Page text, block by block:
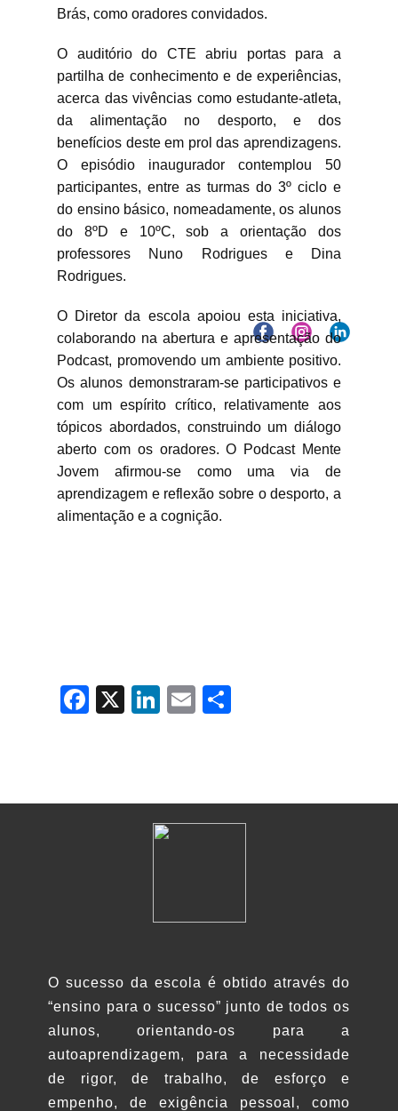
Brás, como oradores convidados.
O auditório do CTE abriu portas para a
partilha de conhecimento e de experiências,
acerca das vivências como estudante-atleta,
da alimentação no desporto, e dos
benefícios deste em prol das aprendizagens.
O episódio inaugurador contemplou 50
participantes, entre as turmas do 3º ciclo e
do ensino básico, nomeadamente, os alunos
do 8ºD e 10ºC, sob a orientação dos
professores Nuno Rodrigues e Dina
Rodrigues.
O Diretor da escola apoiou esta iniciativa,
colaborando na abertura e apresentação do
Podcast, promovendo um ambiente positivo.
Os alunos demonstraram-se participativos e
com um espírito crítico, relativamente aos
tópicos abordados, construindo um diálogo
aberto com os oradores. O Podcast Mente
Jovem afirmou-se como uma via de
aprendizagem e reflexão sobre o desporto, a
alimentação e a cognição.
Fac
Link
Em
O sucesso da escola é obtido através do
“ensino para o sucesso” junto de todos os
alunos, orientando-os para a
autoaprendizagem, para a necessidade
de rigor, de trabalho, de esforço e
empenho, de exigência pessoal, como